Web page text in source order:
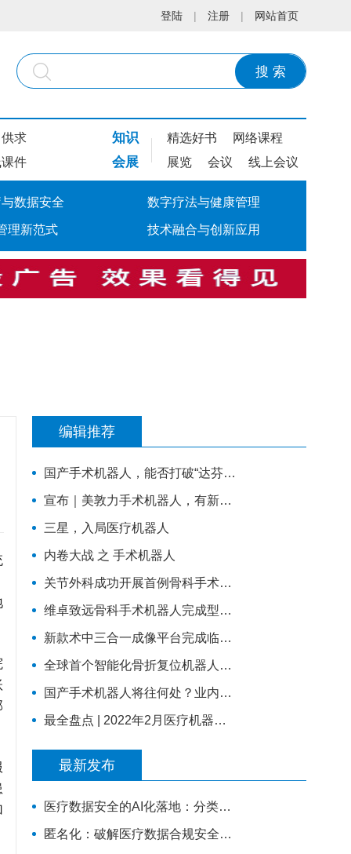
登陆 | 注册 | 网站首页
搜 索
供求
件
知识 精选好书 网络课程
会展 展览 会议 线上会议
数据安全 数字疗法与健康管理
理新范式 技术融合与创新应用
编辑推荐
国产手术机器人，能否打破“达芬奇”垄断
宣布｜美敦力手术机器人，有新布局
三星，入局医疗机器人
内卷大战 之 手术机器人
关节外科成功开展首例骨科手术机器人辅助下的人工膝关节表面置换术
维卓致远骨科手术机器人完成型检，即将进入临床试验阶段
新款术中三合一成像平台完成临床手术
全球首个智能化骨折复位机器人注册临床试验在吉林大学第一医院成功启动
国产手术机器人将往何处？业内投资人谈技术、专利、临床价值与商业化趋势
最全盘点 | 2022年2月医疗机器人行业46则动态 |
最新发布
医疗数据安全的AI化落地：分类分级×等保2.0×国密
匿名化：破解医疗数据合规安全流通难题的关键路径